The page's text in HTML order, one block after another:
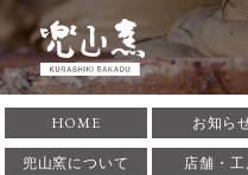
倉敷酒津焼
とやまがま
HOME お知ら
兜山窯について 店舗・工